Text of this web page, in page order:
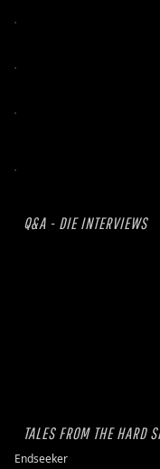
Q&A - DIE INTERVIEWS
TALES FROM THE HARD
Endseeker